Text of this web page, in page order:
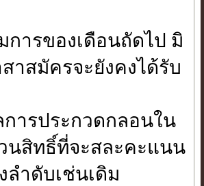
การของเดือนถัดไป มิ
สมัครจะยังคงได้รับ
ารประกวดกลอนใน
นสิทธิ์ที่จะสละคะแนน
ลำดับเช่นเดิม